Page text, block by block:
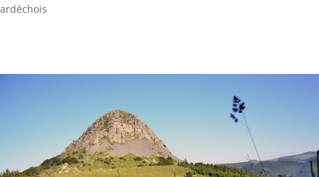
ardéchois